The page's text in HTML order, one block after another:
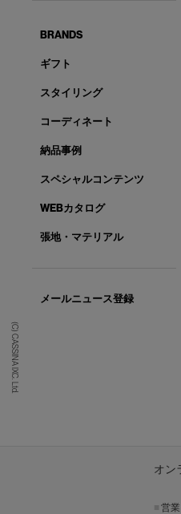
(C) CASSINA IXC. Ltd.
BRANDS
ギフト
スタイリング
コーディネート
納品事例
スペシャルコンテンツ
WEBカタログ
張地・マテリアル
メールニュース登録
オン
営